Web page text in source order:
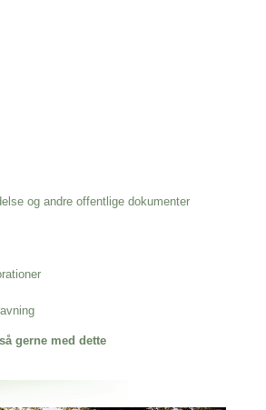
og andre offentlige dokumenter
gerne med dette